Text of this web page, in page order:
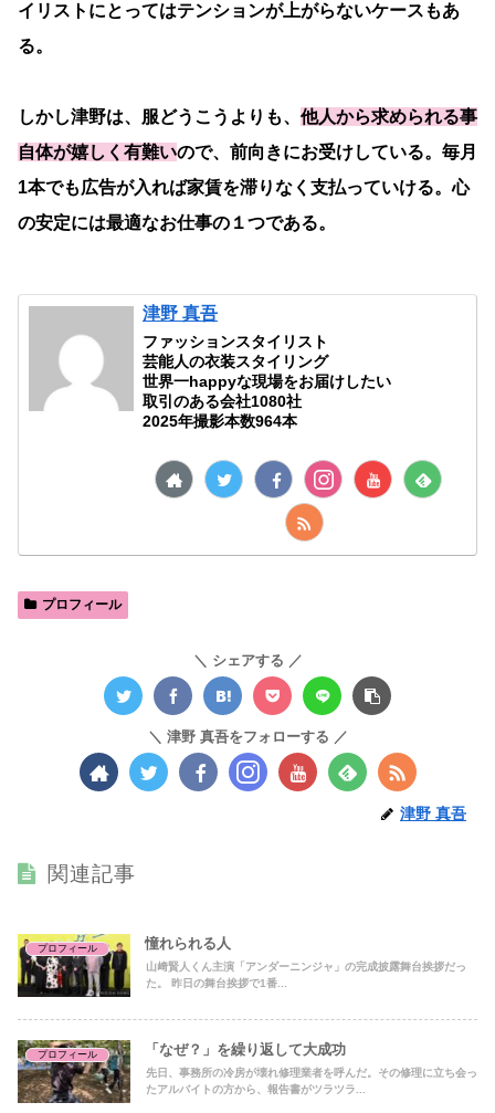
イリストにとってはテンションが上がらないケースもあ
る。
しかし津野は、服どうこうよりも、 他人から求められる事
自体が嬉しく有難いので、前向きにお受けしている。毎月
1本でも広告が入れば家賃を滞りなく支払っていける。心
の安定には最適なお仕事の１つである。
津野 真吾
ファッションスタイリスト
芸能人の衣装スタイリング
世界一happyな現場をお届けしたい
取引のある会社1080社
2025年撮影本数964本
プロフィール
シェアする
津野 真吾をフォローする
津野 真吾
関連記事
プロフィール 憧れられる人
山﨑賢人くん主演「アンダーニンジャ」の完成披露舞台挨拶だっ
た。 昨日の舞台挨拶で1番...
プロフィール 「なぜ？」を繰り返して大成功
先日、事務所の冷房が壊れ修理業者を呼んだ。その修理に立ち会っ
たアルバイトの方から、報告書がツラツラ...